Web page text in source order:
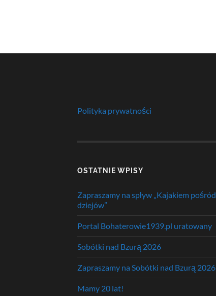
Polityka prywatności
OSTATNIE WPISY
Zapraszamy na spływ „Kajakiem pośród
dziejów”
Portal Bohaterowie1939.pl uratowany
Sobótki nad Bzurą 2026
Zapraszamy na Sobótki nad Bzurą 2026
Mamy 20 lat!